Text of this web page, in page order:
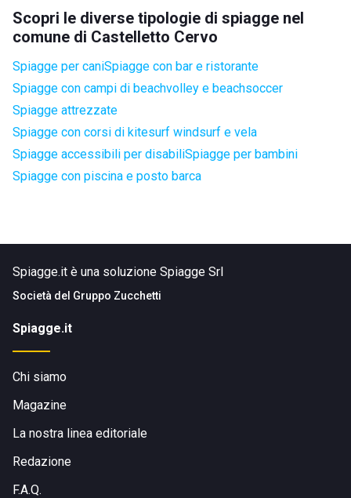
Scopri le diverse tipologie di spiagge nel
comune di Castelletto Cervo
Spiagge per caniSpiagge con bar e ristorante
Spiagge con campi di beachvolley e beachsoccer
Spiagge attrezzate
Spiagge con corsi di kitesurf windsurf e vela
Spiagge accessibili per disabiliSpiagge per bambini
Spiagge con piscina e posto barca
Spiagge.it è una soluzione Spiagge Srl
Società del Gruppo Zucchetti
Spiagge.it
Chi siamo
Magazine
La nostra linea editoriale
Redazione
F.A.Q.